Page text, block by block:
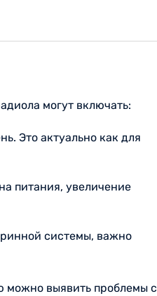
могут включать:
Это актуально как для
питания, увеличение
системы, важно
можно выявить проблемы с